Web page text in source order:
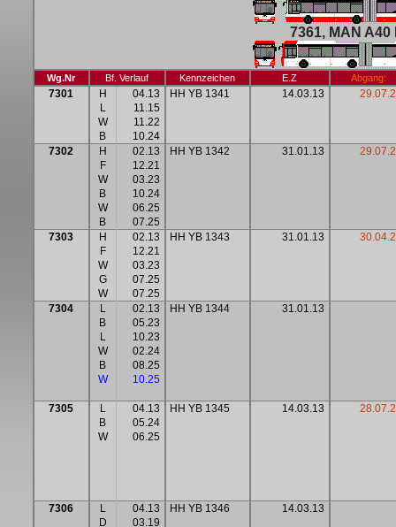
7361, MAN
Wg.Nr Bf. Verlauf Kennzeichen E.Z Abgang:
7301
H
L
W
B
04.13
11.15
11.22
10.24
HH YB 1341 14.03.13
7302
H
F
W
B
W
B
02.13
12.21
03.23
10.24
06.25
07.25
HH YB 1342 31.01.13
7303
H
F
W
G
W
02.13
12.21
03.23
07.25
07.25
HH YB 1343 31.01.13
7304
L
B
L
W
B
W
02.13
05.23
10.23
02.24
08.25
10.25
HH YB 1344 31.01.13
7305
L
B
W
04.13
05.24
06.25
HH YB 1345 14.03.13
7306
L
D
04.13
03.19
HH YB 1346 14.03.13